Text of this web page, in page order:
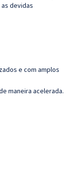
devidas
e com amplos
maneira acelerada.